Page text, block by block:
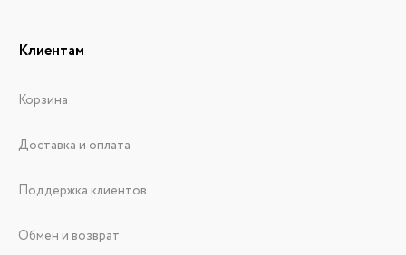
Клиентам
Корзина
Доставка и оплата
Поддержка клиентов
Обмен и возврат